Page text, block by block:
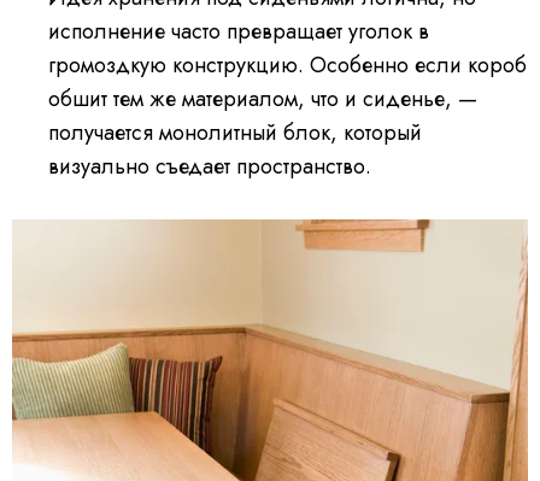
исполнение часто превращает уголок в
громоздкую конструкцию. Особенно если короб
обшит тем же материалом, что и сиденье, —
получается монолитный блок, который
визуально съедает пространство.